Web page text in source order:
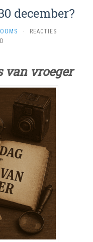
december?
·
REACTIES
ER
30
DECEMBER?
van vroeger